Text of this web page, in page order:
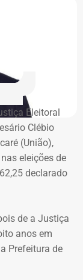
Vilas e
de
sofrer quatro
da
função social
Desde
Só o que falta
fazer
cumprido”
de Janeiro
e lembrou
moradia com
Eleitoral
Clébio
(União),
eleições de
declarado
de a Justiça
anos em
Prefeitura de